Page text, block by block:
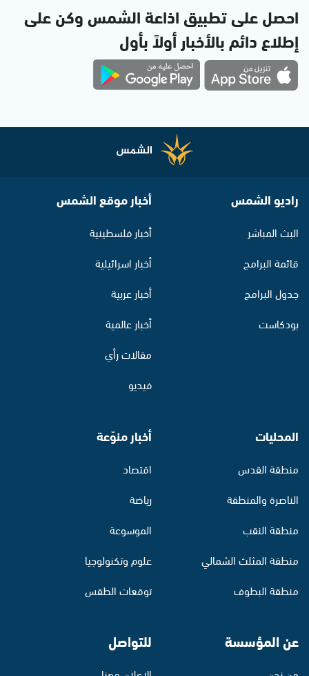
احصل على تطبيق اذاعة الشمس وكن على
إطلاع دائم بالأخبار أولاً بأول
راديو الشمس
البث المباشر
قائمة البرامج
جدول البرامج
بودكاست
أخبار موقع الشمس
أخبار فلسطينية
أخبار اسرائيلية
أخبار عربية
أخبار عالمية
مقالات رأي
فيديو
المحليات
منطقة القدس
الناصرة والمنطقة
منطقة النقب
منطقة المثلث الشمالي
منطقة البطوف
أخبار منوّعة
اقتصاد
رياضة
الموسوعة
علوم وتكنولوجيا
توقعات الطقس
عن المؤسسة للتواصل